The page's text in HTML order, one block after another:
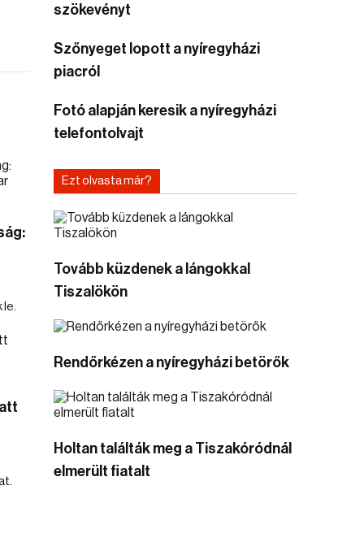
le.
szökevényt
Szőnyeget lopott a nyíregyházi
piacról
Fotó alapján keresik a nyíregyházi
telefontolvajt
Ezt olvasta már?
Tovább küzdenek a lángokkal
Tiszalökön
Rendőrkézen a nyíregyházi betörők
Holtan találták meg a Tiszakóródnál
elmerült fiatalt